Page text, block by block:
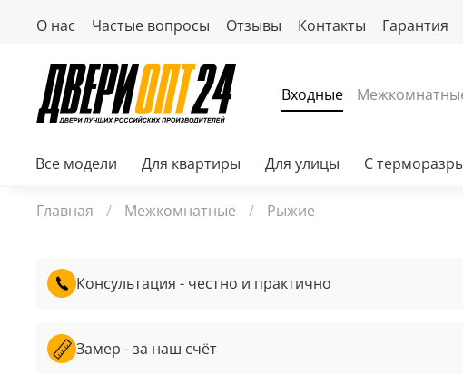
О нас Частые вопросы Отзывы Контакты Гарантия
Входные
Все модели Для квартиры Для улицы С
Главная Межкомнатные Рыжие
Консультация - честно и практично
Замер - за наш счёт